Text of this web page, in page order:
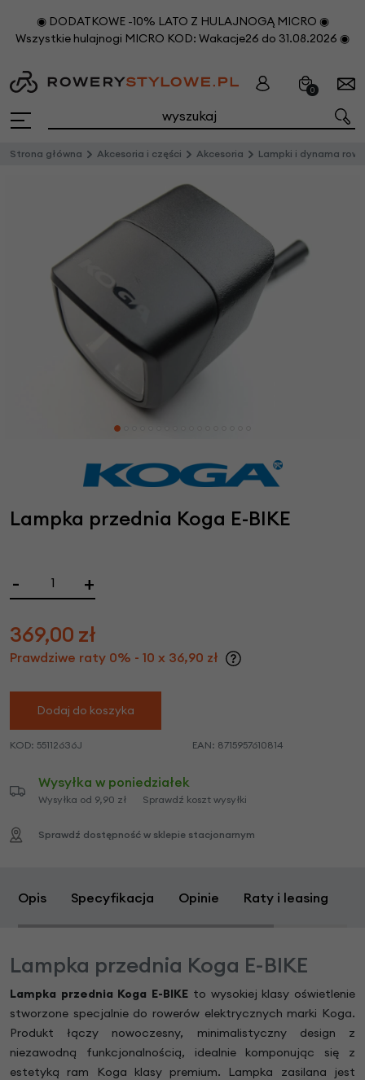
◉ DODATKOWE -10% LATO Z HULAJNOGĄ MICRO ◉
Wszystkie hulajnogi MICRO KOD: Wakacje26 do 31.08.2026 ◉
0
Strona główna Akcesoria i części Akcesoria Lampki i dynama
Lampka przednia Koga E-BIKE
- +
369,00 zł
Prawdziwe raty 0% - 10 x 36,90 zł
Dodaj do koszyka
KOD: 55112636J EAN: 8715957610814
Wysyłka w poniedziałek
Wysyłka od 9,90 zł Sprawdź koszt wysyłki
Sprawdź dostępność w sklepie stacjonarnym
Opis Specyfikacja Opinie Raty i leasing
Lampka przednia Koga E-BIKE
Lampka przednia Koga E-BIKE to wysokiej klasy oświetlenie
stworzone specjalnie do rowerów elektrycznych marki Koga.
Produkt łączy nowoczesny, minimalistyczny design z
niezawodną funkcjonalnością, idealnie komponując się z
estetyką ram Koga klasy premium. Lampka zasilana jest